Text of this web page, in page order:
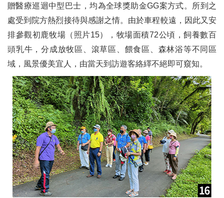
贈醫療巡迴中型巴士，均為全球獎助金GG案方式。所到之
處受到院方熱烈接待與感謝之情。由於車程較遠，因此又安
排參觀初鹿牧場（照片15），牧場面積72公頃，飼養數百
頭乳牛，分成放牧區、滾草區、餵食區、森林浴等不同區
域，風景優美宜人，由當天到訪遊客絡繹不絕即可窺知。